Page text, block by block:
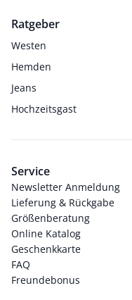
Ratgeber
Westen
Hemden
Jeans
Hochzeitsgast
Service
Newsletter Anmeldung
Lieferung & Rückgabe
Größenberatung
Online Katalog
Geschenkkarte
FAQ
Freundebonus